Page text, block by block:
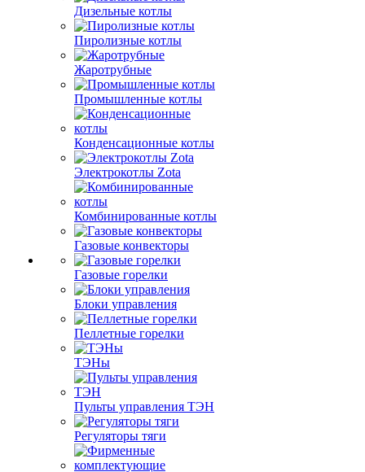
Дизельные котлы
Пиролизные котлы
Жаротрубные
Промышленные котлы
Конденсационные котлы
Электрокотлы Zota
Комбинированные котлы
Газовые конвекторы
Газовые горелки
Блоки управления
Пеллетные горелки
ТЭНы
Пульты управления ТЭН
Регуляторы тяги